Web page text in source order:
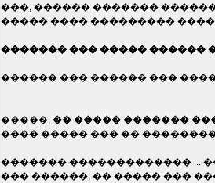
���, ������ �������
����� ���� ���������
������� ��� ����� ������
������ ��� ������ ���
�����, �� ����� �������
���� ����� ��� ��
������� ������������� ...
��� ������, �� ����� ���